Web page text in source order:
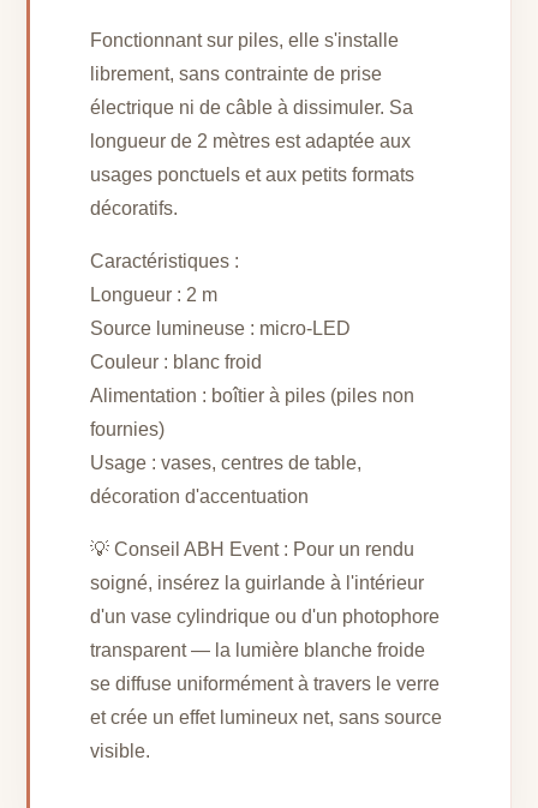
Fonctionnant sur piles, elle s'installe
librement, sans contrainte de prise
électrique ni de câble à dissimuler. Sa
longueur de 2 mètres est adaptée aux
usages ponctuels et aux petits formats
décoratifs.
Caractéristiques :
Longueur : 2 m
Source lumineuse : micro-LED
Couleur : blanc froid
Alimentation : boîtier à piles (piles non
fournies)
Usage : vases, centres de table,
décoration d'accentuation
💡 Conseil ABH Event : Pour un rendu
soigné, insérez la guirlande à l'intérieur
d'un vase cylindrique ou d'un photophore
transparent — la lumière blanche froide
se diffuse uniformément à travers le verre
et crée un effet lumineux net, sans source
visible.